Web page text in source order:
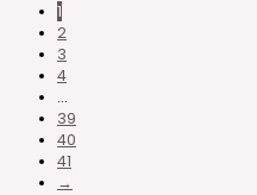
1
2
3
4
…
39
40
41
→